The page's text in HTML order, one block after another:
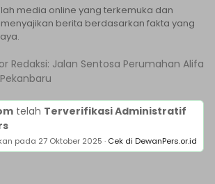
media online yang terkemuka dan
berita berdasarkan fakta yang
Redaksi: Jalan Sentosa Perumahan Alifa
telah Terverifikasi Administratif
pada 27 Oktober 2025 · Cek di DewanPers.or.id